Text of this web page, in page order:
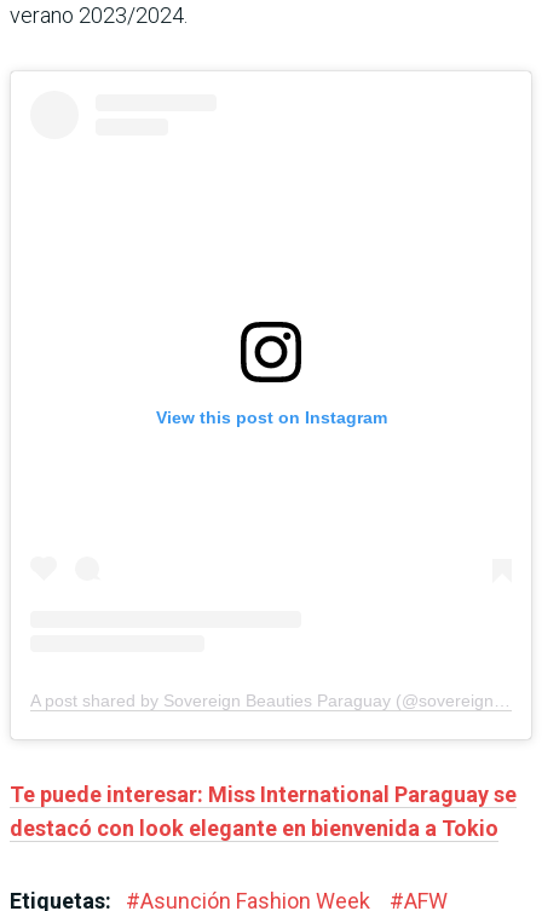
verano 2023/2024.
View this post on Instagram
Te puede interesar: Miss International Paraguay se
destacó con look elegante en bienvenida a Tokio
Etiquetas: #Asunción Fashion Week #AFW